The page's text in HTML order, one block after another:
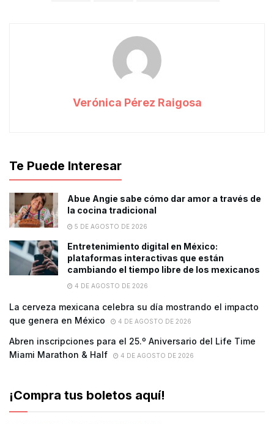
Verónica Pérez Raigosa
Te Puede Interesar
Abue Angie sabe cómo dar amor a través de
la cocina tradicional
5 DE AGOSTO DE 2026
Entretenimiento digital en México:
plataformas interactivas que están
cambiando el tiempo libre de los mexicanos
4 DE AGOSTO DE 2026
La cerveza mexicana celebra su día mostrando el impacto
que genera en México
4 DE AGOSTO DE 2026
Abren inscripciones para el 25.º Aniversario del Life Time
Miami Marathon & Half
4 DE AGOSTO DE 2026
¡Compra tus boletos aquí!